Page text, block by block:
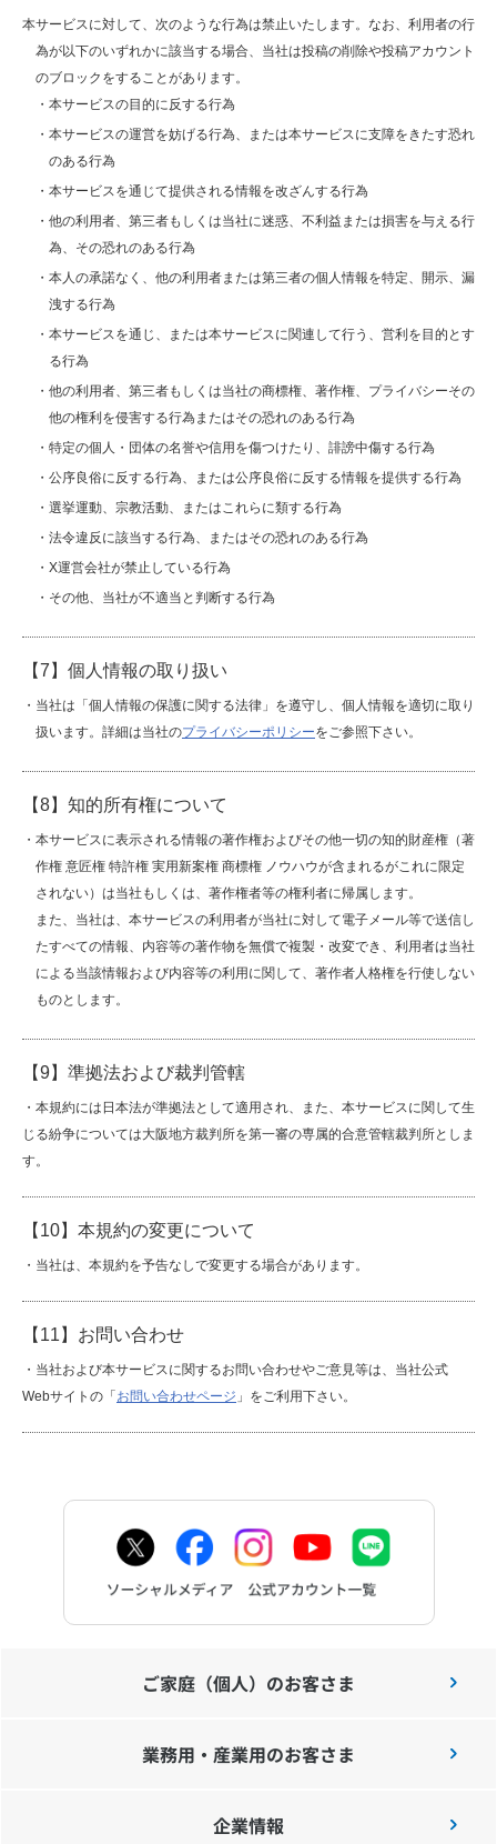
本サービスに対して、次のような行為は禁止いたします。なお、利用者の行
為が以下のいずれかに該当する場合、当社は投稿の削除や投稿アカウント
のブロックをすることがあります。
・本サービスの目的に反する行為
・本サービスの運営を妨げる行為、または本サービスに支障をきたす恐れ
のある行為
・本サービスを通じて提供される情報を改ざんする行為
・他の利用者、第三者もしくは当社に迷惑、不利益または損害を与える行
為、その恐れのある行為
・本人の承諾なく、他の利用者または第三者の個人情報を特定、開示、漏
洩する行為
・本サービスを通じ、または本サービスに関連して行う、営利を目的とす
る行為
・他の利用者、第三者もしくは当社の商標権、著作権、プライバシーその
他の権利を侵害する行為またはその恐れのある行為
・特定の個人・団体の名誉や信用を傷つけたり、誹謗中傷する行為
・公序良俗に反する行為、または公序良俗に反する情報を提供する行為
・選挙運動、宗教活動、またはこれらに類する行為
・法令違反に該当する行為、またはその恐れのある行為
・X運営会社が禁止している行為
・その他、当社が不適当と判断する行為
【7】個人情報の取り扱い
・当社は「個人情報の保護に関する法律」を遵守し、個人情報を適切に取り
扱います。詳細は当社のプライバシーポリシーをご参照下さい。
【8】知的所有権について
・本サービスに表示される情報の著作権およびその他一切の知的財産権（著
作権 意匠権 特許権 実用新案権 商標権 ノウハウが含まれるがこれに限定
されない）は当社もしくは、著作権者等の権利者に帰属します。
また、当社は、本サービスの利用者が当社に対して電子メール等で送信し
たすべての情報、内容等の著作物を無償で複製・改変でき、利用者は当社
による当該情報および内容等の利用に関して、著作者人格権を行使しない
ものとします。
【9】準拠法および裁判管轄
・本規約には日本法が準拠法として適用され、また、本サービスに関して生
じる紛争については大阪地方裁判所を第一審の専属的合意管轄裁判所としま
す。
【10】本規約の変更について
・当社は、本規約を予告なしで変更する場合があります。
【11】お問い合わせ
・当社および本サービスに関するお問い合わせやご意見等は、当社公式
Webサイトの「 お問い合わせページ 」をご利用下さい。
ご家庭（個人）のお客さま
業務用・産業用のお客さま
企業情報